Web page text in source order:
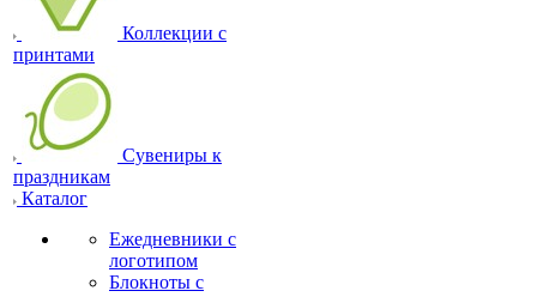
Коллекции с
принтами
Сувениры к
праздникам
Каталог
Ежедневники с
логотипом
Блокноты с